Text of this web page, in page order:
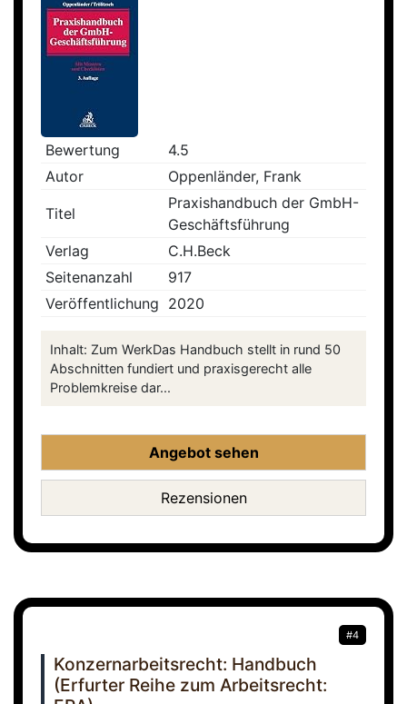
Bewertung
4.5
Autor
Oppenländer, Frank
Titel
Praxishandbuch der GmbH-
Geschäftsführung
Verlag
C.H.Beck
Seitenanzahl
917
Veröffentlichung 2020
Inhalt: Zum WerkDas Handbuch stellt in rund 50
Abschnitten fundiert und praxisgerecht alle
Problemkreise dar...
Angebot sehen
Rezensionen
#4
Konzernarbeitsrecht: Handbuch
(Erfurter Reihe zum Arbeitsrecht: